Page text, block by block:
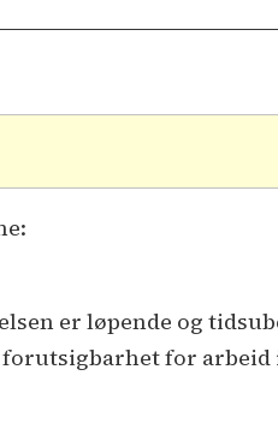
er løpende og
for